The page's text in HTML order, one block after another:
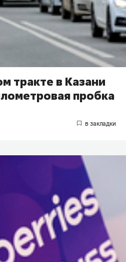
тракте в Казани
пробка